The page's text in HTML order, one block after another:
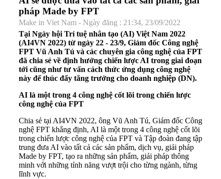
pháp Made by FPT
Make in Viet Nam - Ngày đăng : 21:34, 23/09/2022
Tại Ngày hội Trí tuệ nhân tạo (AI) Việt Nam 2022
(AI4VN 2022) từ ngày 22 - 23/9, Giám đốc Công nghệ
FPT Vũ Anh Tú và các chuyên gia công nghệ của FPT
đã chia sẻ về định hướng chiến lược AI trong giai đoạn
tới cũng như tư vấn cách thức ứng dụng công nghệ
này để thúc đẩy tăng trưởng cho doanh nghiệp (DN).
AI là một trong 4 công nghệ cốt lõi trong chiến lược
công nghệ của FPT
Chia sẻ tại AI4VN 2022, ông Vũ Anh Tú, Giám đốc Công
nghệ FPT khẳng định, AI là một trong 4 công nghệ cốt lõi
trong chiến lược công nghệ của FPT và Tập đoàn đang tập
trung đưa AI vào tất cả các sản phẩm, dịch vụ, giải pháp
Made by FPT, tạo ra những sản phẩm, giải pháp thông
minh với những tính năng vượt trội cho từng ngành, từng
lĩnh vực.